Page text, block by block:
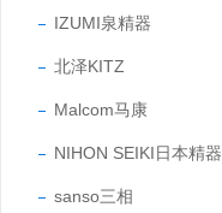
IZUMI泉精器
北泽KITZ
Malcom马康
NIHON SEIKI日本精器
sanso三相